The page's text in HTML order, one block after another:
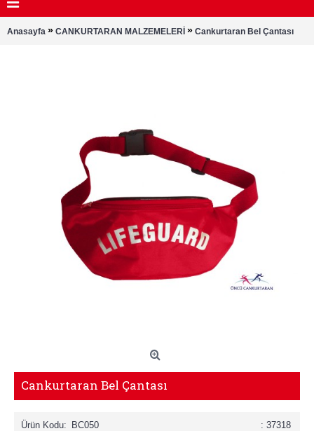
Anasayfa » CANKURTARAN MALZEMELERİ » Cankurtaran Bel Çantası
Cankurtaran Bel Çantası
: 37318
Ürün Kodu:
BC050